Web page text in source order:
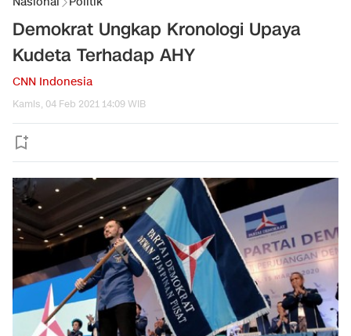
Demokrat Ungkap Kronologi Upaya
Kudeta Terhadap AHY
CNN Indonesia
Kamis, 04 Feb 2021 14:09 WIB